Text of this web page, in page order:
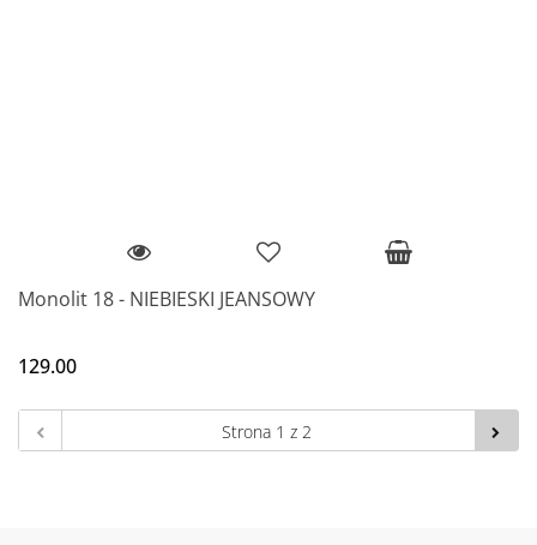
Monolit 18 - NIEBIESKI JEANSOWY
129.00